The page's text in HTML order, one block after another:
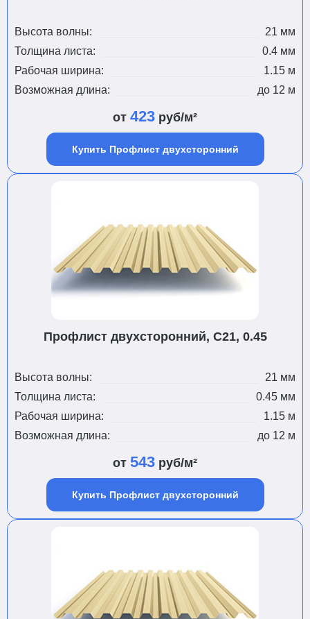
Высота волны:
21 мм
Толщина листа:
0.4 мм
Рабочая ширина:
1.15 м
Возможная длина:
до 12 м
от 423 руб/м²
Купить Профлист двухсторонний
Профлист двухсторонний, С21, 0.45
Высота волны:
21 мм
Толщина листа:
0.45 мм
Рабочая ширина:
1.15 м
Возможная длина:
до 12 м
от 543 руб/м²
Купить Профлист двухсторонний